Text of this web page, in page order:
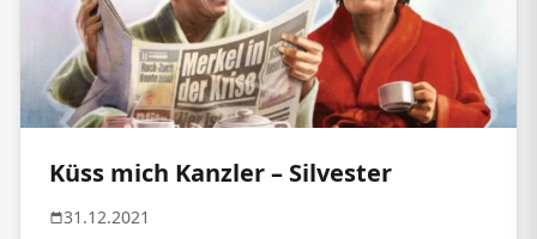
Küss mich Kanzler – Silvester
31.12.2021